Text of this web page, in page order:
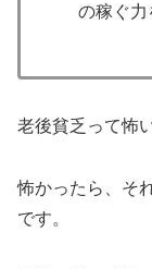
の稼ぐ力
老後貧乏って怖
怖かったら、そ
です。